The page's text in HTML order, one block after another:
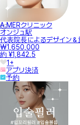
A.MERクリニック
オンジュ駅
代表院長によるデザイン
₩1,650,000
約 ¥1,842.5
1+
アプリ決済
予約